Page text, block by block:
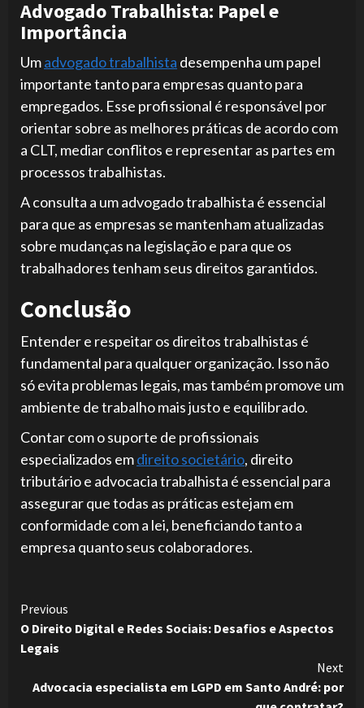
Advogado Trabalhista: Papel e
Importância
Umadvogado trabalhista desempenha um papel
importante tanto para empresas quanto para
empregados. Esse profissional é responsável por
orientar sobre as melhores práticas de acordo com
a CLT, mediar conflitos e representar as partes em
processos trabalhistas.
A consulta a um advogado trabalhista é essencial
para que as empresas se mantenham atualizadas
sobre mudanças na legislação e para que os
trabalhadores tenham seus direitos garantidos.
Conclusão
Entender e respeitar os direitos trabalhistas é
fundamental para qualquer organização. Isso não
só evita problemas legais, mas também promove um
ambiente de trabalho mais justo e equilibrado.
Contar com o suporte de profissionais
especializados emdireito societário, direito
tributário e advocacia trabalhista é essencial para
assegurar que todas as práticas estejam em
conformidade com a lei, beneficiando tanto a
empresa quanto seus colaboradores.
Continue
Reading
Previous
O Direito Digital e Redes Sociais: Desafios e Aspectos
Legais
Next
Advocacia especialista em LGPD em Santo André: por